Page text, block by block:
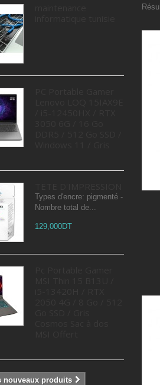
Types d'encre: pigmenté -
Nombre total de...
129,000DT
nouveaux produits